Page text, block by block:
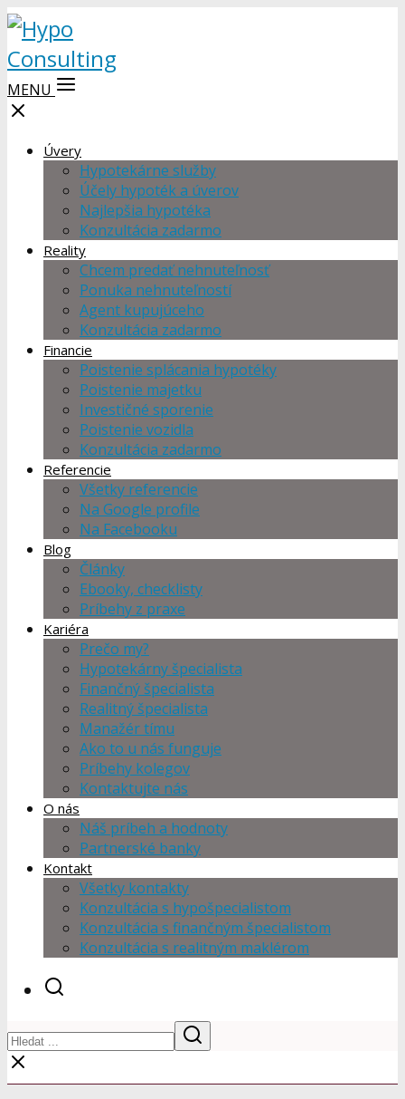
MENU
Úvery
Hypotekárne služby
Účely hypoték a úverov
Najlepšia hypotéka
Konzultácia zadarmo
Reality
Chcem predať nehnuteľnosť
Ponuka nehnuteľností
Agent kupujúceho
Konzultácia zadarmo
Financie
Poistenie splácania hypotéky
Poistenie majetku
Investičné sporenie
Poistenie vozidla
Konzultácia zadarmo
Referencie
Všetky referencie
Na Google profile
Na Facebooku
Blog
Články
Ebooky, checklisty
Príbehy z praxe
Kariéra
Prečo my?
Hypotekárny špecialista
Finančný špecialista
Realitný špecialista
Manažér tímu
Ako to u nás funguje
Príbehy kolegov
Kontaktujte nás
O nás
Náš príbeh a hodnoty
Partnerské banky
Kontakt
Všetky kontakty
Konzultácia s hypošpecialistom
Konzultácia s finančným špecialistom
Konzultácia s realitným maklérom